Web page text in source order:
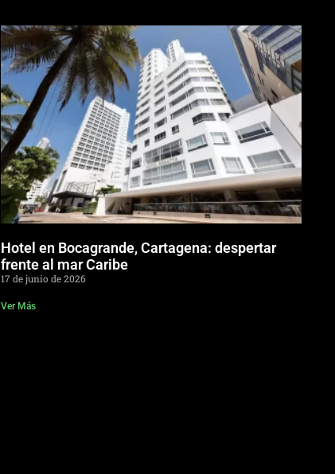
Hotel en Bocagrande, Cartagena: despertar
frente al mar Caribe
17 de junio de 2026
Ver Más